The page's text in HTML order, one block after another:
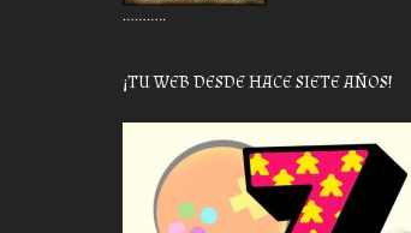
………..
¡TU WEB DESDE HACE SIETE AÑOS!